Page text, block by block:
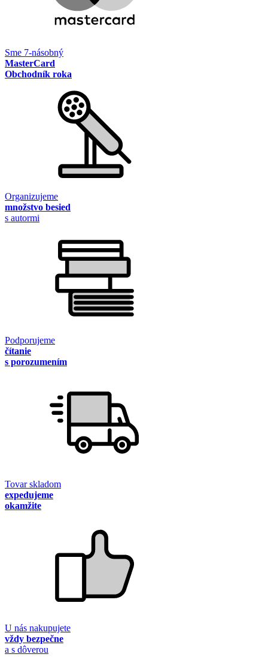
Sme 7-násobný
MasterCard
Obchodník roka
Organizujeme
množstvo besied
s autormi
Podporujeme
čítanie
s porozumením
Tovar skladom
expedujeme
okamžite
U nás nakupujete
vždy bezpečne
a s dôverou